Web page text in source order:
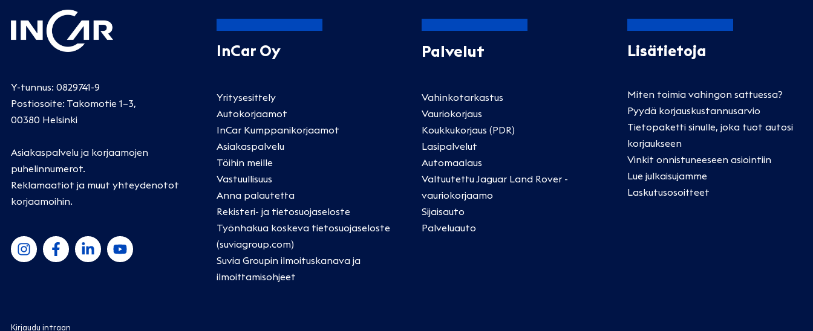
Y-tunnus: 0829741-9
Postiosoite: Takomotie 1–3,
00380 Helsinki
Asiakaspalvelu ja korjaamojen
puhelinnumerot.
Reklamaatiot ja muut yhteydenotot
korjaamoihin.
Kirjaudu intraan
InCar Oy
Yritysesittely
Autokorjaamot
InCar Kumppanikorjaamot
Asiakaspalvelu
Töihin meille
Vastuullisuus
Anna palautetta
Rekisteri- ja tietosuojaseloste
Työnhakua koskeva tietosuojaseloste
(suviagroup.com)
Suvia Groupin ilmoituskanava ja
ilmoittamisohjeet
Palvelut
Vahinkotarkastus
Vauriokorjaus
Koukkukorjaus (PDR)
Lasipalvelut
Automaalaus
Valtuutettu Jaguar Land Rover -
vauriokorjaamo
Sijaisauto
Palveluauto
Lisätietoja
Miten toimia vahingon sattuessa?
Pyydä korjauskustannusarvio
Tietopaketti sinulle, joka tuot autosi
korjaukseen
Vinkit onnistuneeseen asiointiin
Lue julkaisujamme
Laskutusosoitteet